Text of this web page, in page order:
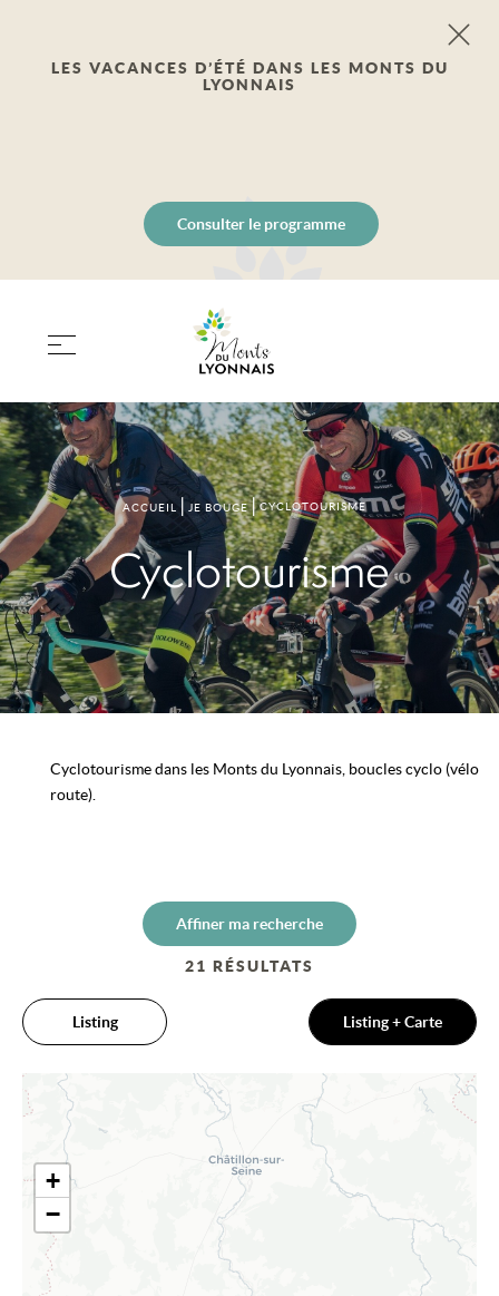
LES VACANCES D’ÉTÉ DANS LES MONTS DU
LYONNAIS
Consulter le programme
ACCUEIL JE BOUGE CYCLOTOURISME
Cyclotourisme
Cyclotourisme dans les Monts du Lyonnais, boucles cyclo (vélo
route).
Affiner ma recherche
21 RÉSULTATS
Listing Listing + Carte
+
−